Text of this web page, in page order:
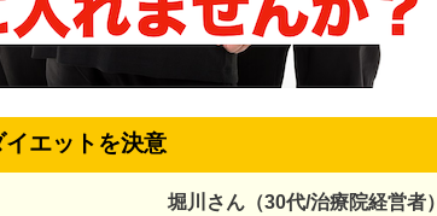
エットを決意
堀川さん（30代/治療院経営者）